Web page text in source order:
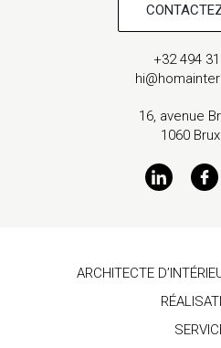
+32 494
16, avenue
1060
ARCHITECTE